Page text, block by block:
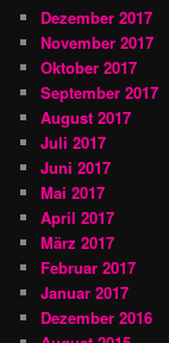
Dezember 2017
November 2017
Oktober 2017
September 2017
August 2017
Juli 2017
Juni 2017
Mai 2017
April 2017
März 2017
Februar 2017
Januar 2017
Dezember 2016